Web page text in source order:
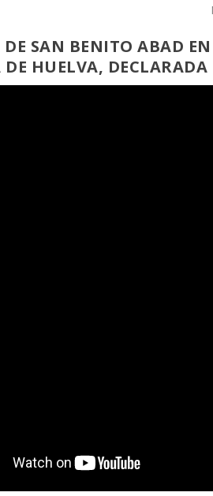
SAN BENITO ABAD
HUELVA,